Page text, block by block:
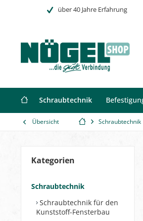
über 40 Jahre Erfahrung
Schraubtechnik
Übersicht Schraubtechnik
Kategorien
Schraubtechnik
Schraubtechnik für den
Kunststoff-Fensterbau